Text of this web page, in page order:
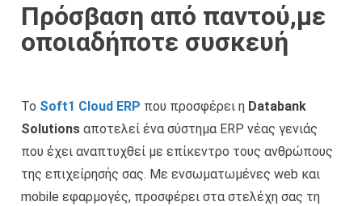
Πρόσβαση από παντού,με
οποιαδήποτε συσκευή
Το Soft1 Cloud ERP που προσφέρει η Databank
Solutions αποτελεί ένα σύστημα ERP νέας γενιάς
που έχει αναπτυχθεί με επίκεντρο τους ανθρώπους
της επιχείρησής σας. Με ενσωματωμένες web και
mobile εφαρμογές, προσφέρει στα στελέχη σας τη